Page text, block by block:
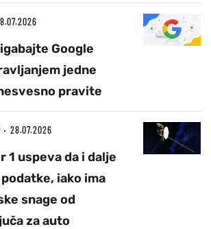
Google
jedne
pravite
28.07.2026
1 uspeva da i dalje
iako ima
snage od
za auto